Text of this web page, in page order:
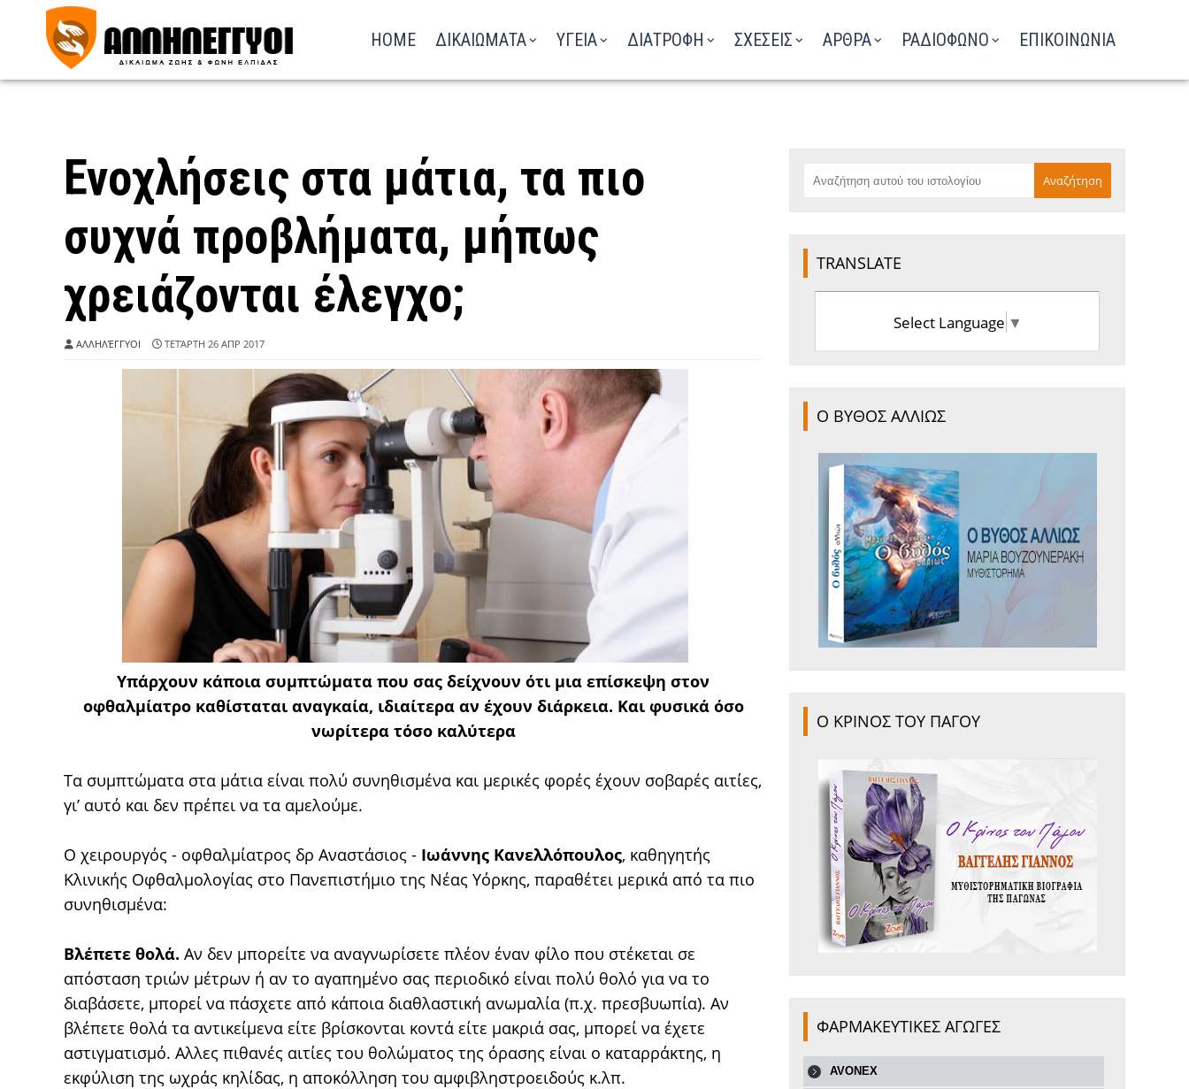
HOME ΔΙΚΑΙΩΜΑΤΑ ΥΓΕΙΑ ΔΙΑΤΡΟΦΗ ΣΧΕΣΕΙΣ ΑΡΘΡΑ ΡΑΔΙΟΦΩΝΟ ΕΠΙΚΟΙΝΩΝΙΑ
ΑΚΟΥΣΤΕ ΤΟ ΡΑΔΙΟΦΩΝΟ
Ενοχλήσεις στα μάτια, τα πιο
συχνά προβλήματα, μήπως
χρειάζονται έλεγχο;
ΑΛΛΗΛΈΓΓΥΟΙ ΤΕΤΆΡΤΗ 26 ΑΠΡ 2017
Υπάρχουν κάποια συμπτώματα που σας δείχνουν ότι μια επίσκεψη στον
οφθαλμίατρο καθίσταται αναγκαία, ιδιαίτερα αν έχουν διάρκεια. Και φυσικά όσο
νωρίτερα τόσο καλύτερα
Τα συμπτώματα στα μάτια είναι πολύ συνηθισμένα και μερικές φορές έχουν σοβαρές αιτίες,
γι’ αυτό και δεν πρέπει να τα αμελούμε.
Ο χειρουργός - οφθαλμίατρος δρ Αναστάσιος - Ιωάννης Κανελλόπουλος, καθηγητής
Κλινικής Οφθαλμολογίας στο Πανεπιστήμιο της Νέας Υόρκης, παραθέτει μερικά από τα πιο
συνηθισμένα:
Βλέπετε θολά. Αν δεν μπορείτε να αναγνωρίσετε πλέον έναν φίλο που στέκεται σε
απόσταση τριών μέτρων ή αν το αγαπημένο σας περιοδικό είναι πολύ θολό για να το
διαβάσετε, μπορεί να πάσχετε από κάποια διαθλαστική ανωμαλία (π.χ. πρεσβυωπία). Αν
βλέπετε θολά τα αντικείμενα είτε βρίσκονται κοντά είτε μακριά σας, μπορεί να έχετε
αστιγματισμό. Αλλες πιθανές αιτίες του θολώματος της όρασης είναι ο καταρράκτης, η
εκφύλιση της ωχράς κηλίδας, η αποκόλληση του αμφιβληστροειδούς κ.λπ.
TRANSLATE
Select Language ▼
Ο ΒΥΘΟΣ ΑΛΛΙΩΣ
Ο ΚΡΙΝΟΣ ΤΟΥ ΠΑΓΟΥ
ΦΑΡΜΑΚΕΥΤΙΚΕΣ ΑΓΩΓΕΣ
AVONEX